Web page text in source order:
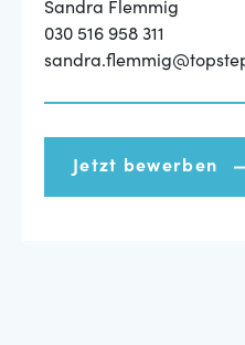
Sandra Flemmig
030 516 958 311
Jetzt bewerben